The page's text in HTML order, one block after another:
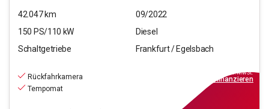
42.047km
09/2022
150 PS/110 kW
Diesel
Schaltgetriebe
Frankfurt / Egelsbach
Rückfahrkamera
Tempomat
inkl.MwSt.
finanzieren